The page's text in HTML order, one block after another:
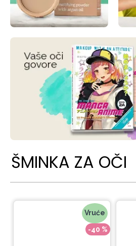
ŠMINKA ZA OČI
Vruće
-40 %